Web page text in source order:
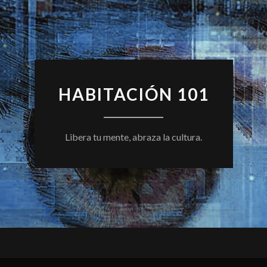
HABITACIÓN 101
Libera tu mente, abraza la cultura.